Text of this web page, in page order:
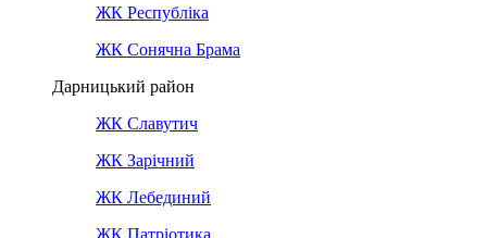
ЖК Республіка
ЖК Сонячна Брама
Дарницький район
ЖК Славутич
ЖК Зарічний
ЖК Лебединий
ЖК Патріотика